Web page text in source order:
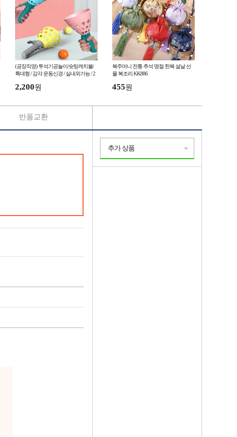
(공장직영) 투석기공놀이/슛팅캐치볼/
특대형 / 감각 운동신경 / 실내외가능 / 2
2,200원
복주머니 전통 추석 명절 한복 설날 선
물 복조리 KK886
455원
반품교환
추가 상품